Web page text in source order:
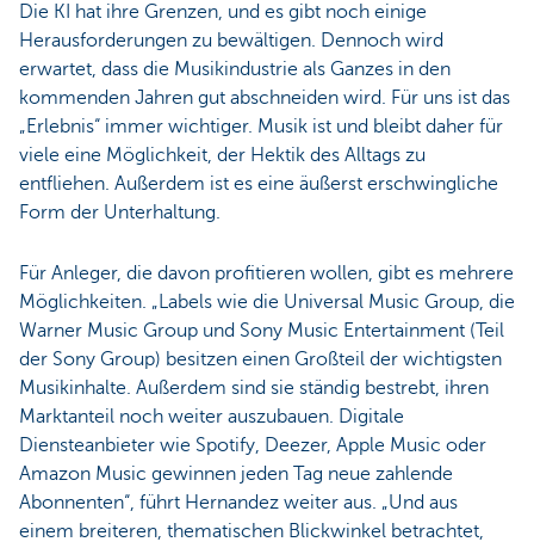
Die KI hat ihre Grenzen, und es gibt noch einige
Herausforderungen zu bewältigen. Dennoch wird
erwartet, dass die Musikindustrie als Ganzes in den
kommenden Jahren gut abschneiden wird. Für uns ist das
„Erlebnis“ immer wichtiger. Musik ist und bleibt daher für
viele eine Möglichkeit, der Hektik des Alltags zu
entfliehen. Außerdem ist es eine äußerst erschwingliche
Form der Unterhaltung.
Für Anleger, die davon profitieren wollen, gibt es mehrere
Möglichkeiten. „Labels wie die Universal Music Group, die
Warner Music Group und Sony Music Entertainment (Teil
der Sony Group) besitzen einen Großteil der wichtigsten
Musikinhalte. Außerdem sind sie ständig bestrebt, ihren
Marktanteil noch weiter auszubauen. Digitale
Diensteanbieter wie Spotify, Deezer, Apple Music oder
Amazon Music gewinnen jeden Tag neue zahlende
Abonnenten“, führt Hernandez weiter aus. „Und aus
einem breiteren, thematischen Blickwinkel betrachtet,